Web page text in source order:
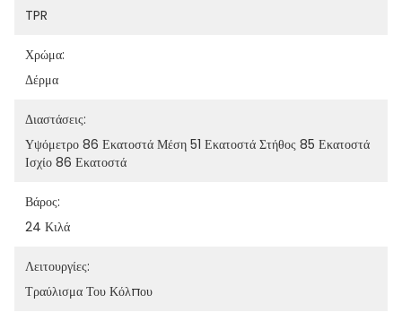
TPR
Χρώμα:
Δέρμα
Διαστάσεις:
Υψόμετρο 86 Εκατοστά Μέση 51 Εκατοστά Στήθος 85 Εκατοστά
Ισχίο 86 Εκατοστά
Βάρος:
24 Κιλά
Λειτουργίες:
Τραύλισμα Του Κόλπου